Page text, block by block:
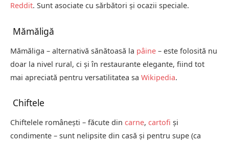
Reddit. Sunt asociate cu sărbători și ocazii speciale.
Mămăligă
Mămăliga – alternativă sănătoasă la pâine – este folosită nu
doar la nivel rural, ci și în restaurante elegante, fiind tot
mai apreciată pentru versatilitatea sa Wikipedia.
Chiftele
Chiftelele românești – făcute din carne, cartofi și
condimente – sunt nelipsite din casă și pentru supe (ca